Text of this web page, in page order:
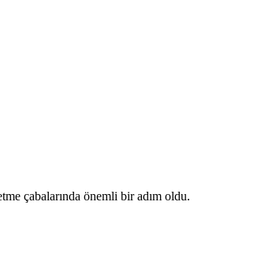
çabalarında önemli bir adım oldu.